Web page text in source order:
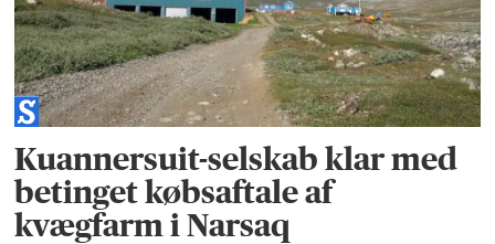
Kuannersuit-selskab klar med
betinget købsaftale af
kvægfarm i Narsaq